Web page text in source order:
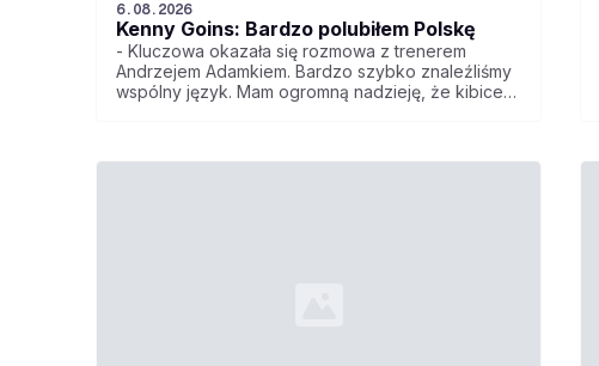
6.08.2026
Kenny Goins: Bardzo polubiłem Polskę
- Kluczowa okazała się rozmowa z trenerem
Andrzejem Adamkiem. Bardzo szybko znaleźliśmy
wspólny język. Mam ogromną nadzieję, że kibice